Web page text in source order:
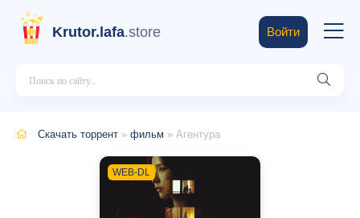
Krutor.lafa.store Войти
Скачать торрент » фильм » Агентура
WEB-DL